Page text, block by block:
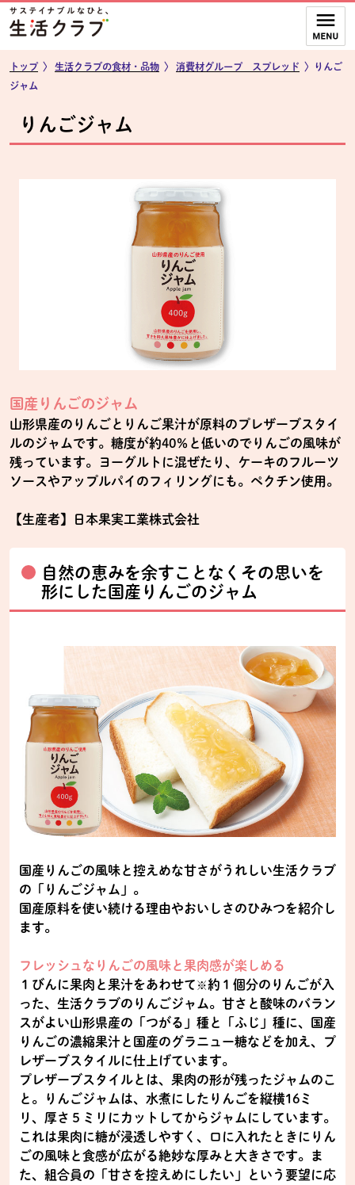
ページの先頭です。
本文へジャンプする。
トップ 〉 生活クラブの食材・品物 〉 消費材グループ スプレッド
〉りんご
ジャム
りんごジャム
国産りんごのジャム
山形県産のりんごとりんご果汁が原料のプレザーブスタイ
ルのジャムです。糖度が約40％と低いのでりんごの風味が
残っています。ヨーグルトに混ぜたり、ケーキのフルーツ
ソースやアップルパイのフィリングにも。ペクチン使用。
【生産者】日本果実工業株式会社
自然の恵みを余すことなくその思いを
形にした国産りんごのジャム
国産りんごの風味と控えめな甘さがうれしい生活クラブ
の「りんごジャム」。
国産原料を使い続ける理由やおいしさのひみつを紹介し
ます。
フレッシュなりんごの風味と果肉感が楽しめる
１びんに果肉と果汁をあわせて ※約１個分のりんごが入
った、生活クラブのりんごジャム。甘さと酸味のバラン
スがよい山形県産の「つがる」種と「ふじ」種に、国産
りんごの濃縮果汁と国産のグラニュー糖などを加え、プ
レザーブスタイルに仕上げています。
プレザーブスタイルとは、果肉の形が残ったジャムのこ
と。りんごジャムは、水煮にしたりんごを縦横16ミ
リ、厚さ５ミリにカットしてからジャムにしています。
これは果肉に糖が浸透しやすく、口に入れたときにりん
ごの風味と食感が広がる絶妙な厚みと大きさです。ま
た、組合員の「甘さを控えめにしたい」という要望に応